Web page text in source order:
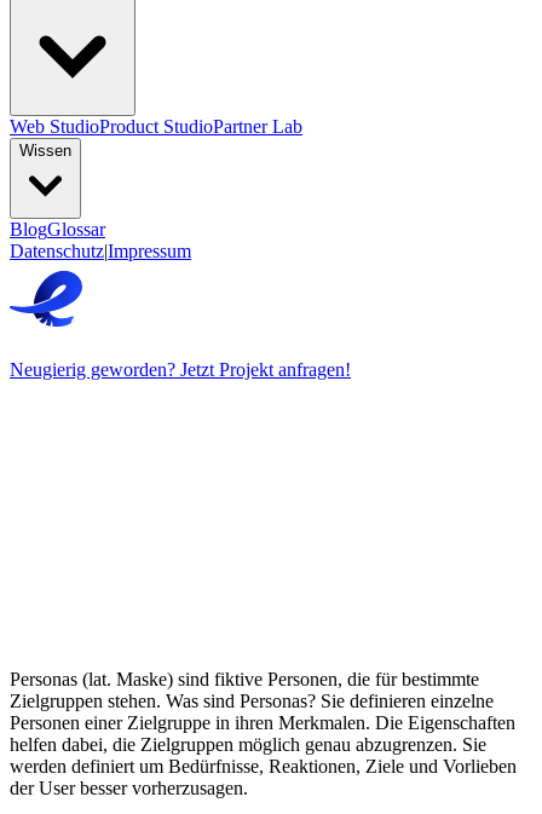
Web StudioProduct StudioPartner Lab
Wissen
BlogGlossar
Datenschutz|Impressum
Neugierig geworden? Jetzt Projekt anfragen!
Personas (lat. Maske) sind fiktive Personen, die für bestimmte
Zielgruppen stehen. Was sind Personas? Sie definieren einzelne
Personen einer Zielgruppe in ihren Merkmalen. Die Eigenschaften
helfen dabei, die Zielgruppen möglich genau abzugrenzen. Sie
werden definiert um Bedürfnisse, Reaktionen, Ziele und Vorlieben
der User besser vorherzusagen.